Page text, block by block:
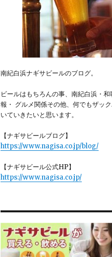
南紀白浜ナギサビールのブログ。
ビールはもちろんの事、南紀白浜・和
報・ グルメ関係その他、何でもザッ
いていきたいと思います。
【ナギサビールブログ】
https://www.nagisa.co.jp/blog/
【ナギサビール公式HP】
https://www.nagisa.co.jp/